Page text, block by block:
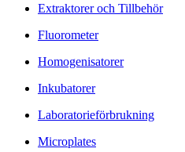
Extraktorer och Tillbehör
Fluorometer
Homogenisatorer
Inkubatorer
Laboratorieförbrukning
Microplates